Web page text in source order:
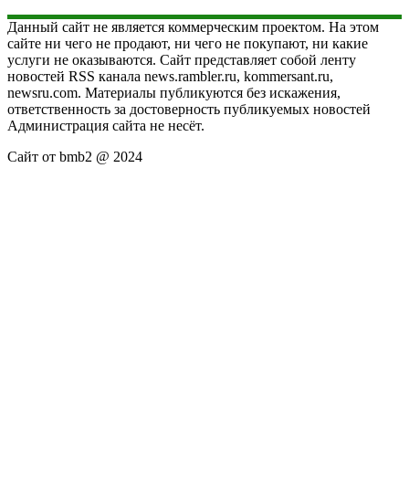
Данный сайт не является коммерческим проектом. На этом
сайте ни чего не продают, ни чего не покупают, ни какие
услуги не оказываются. Сайт представляет собой ленту
новостей RSS канала news.rambler.ru, kommersant.ru,
newsru.com. Материалы публикуются без искажения,
ответственность за достоверность публикуемых новостей
Администрация сайта не несёт.
Сайт от bmb2 @ 2024